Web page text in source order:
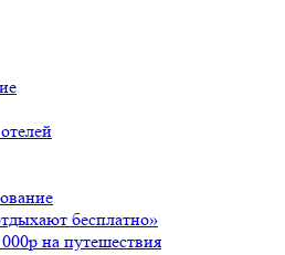
бесплатно»
на путешествия